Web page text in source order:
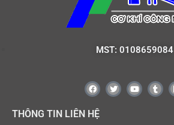
MST: 0108659084
THÔNG TIN LIÊN HỆ